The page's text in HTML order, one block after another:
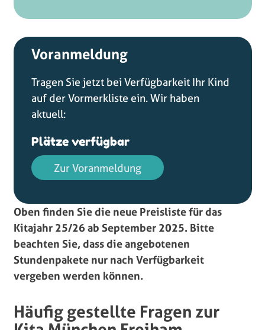
Voranmeldung
Tragen Sie jetzt bei Verfügbarkeit Ihr Kind
auf der Vormerkliste ein. Wir haben
aktuell:
Plätze verfügbar
Zur Voranmeldung
Oben finden Sie die neue Preisliste für das
Kitajahr 25/26 ab September 2025. Bitte
beachten Sie, dass die angebotenen
Stundenpakete nur nach Verfügbarkeit
vergeben werden können.
Häufig gestellte Fragen zur